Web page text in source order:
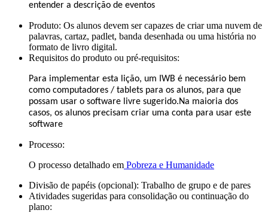
entender a descrição de eventos
Produto: Os alunos devem ser capazes de criar uma nuvem de
palavras, cartaz, padlet, banda desenhada ou uma história no
formato de livro digital.
Requisitos do produto ou pré-requisitos:
Para implementar esta lição, um IWB é necessário bem
como computadores / tablets para os alunos, para que
possam usar o software livre sugerido.Na maioria dos
casos, os alunos precisam criar uma conta para usar este
software
Processo:
O processo detalhado em Pobreza e Humanidade
Divisão de papéis (opcional): Trabalho de grupo e de pares
Atividades sugeridas para consolidação ou continuação do
plano: